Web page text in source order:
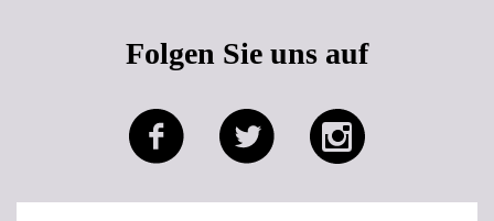
Folgen Sie uns auf